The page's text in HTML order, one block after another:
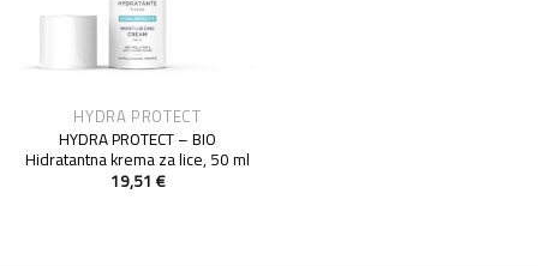
HYDRA PROTECT
HYDRA PROTECT – BIO
Hidratantna krema za lice, 50 ml
19,51 €